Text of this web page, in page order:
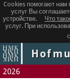
Cookies помогают нам
услуг Вы
устройстве.
Что
услуг. При
2026